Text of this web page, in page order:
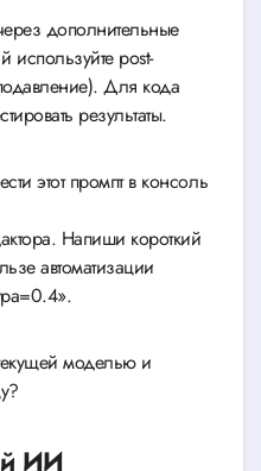
дополнительные
post-
Для кода
результаты.
этот промпт в консоль
Напиши короткий
автоматизации
моделью и
ИИ